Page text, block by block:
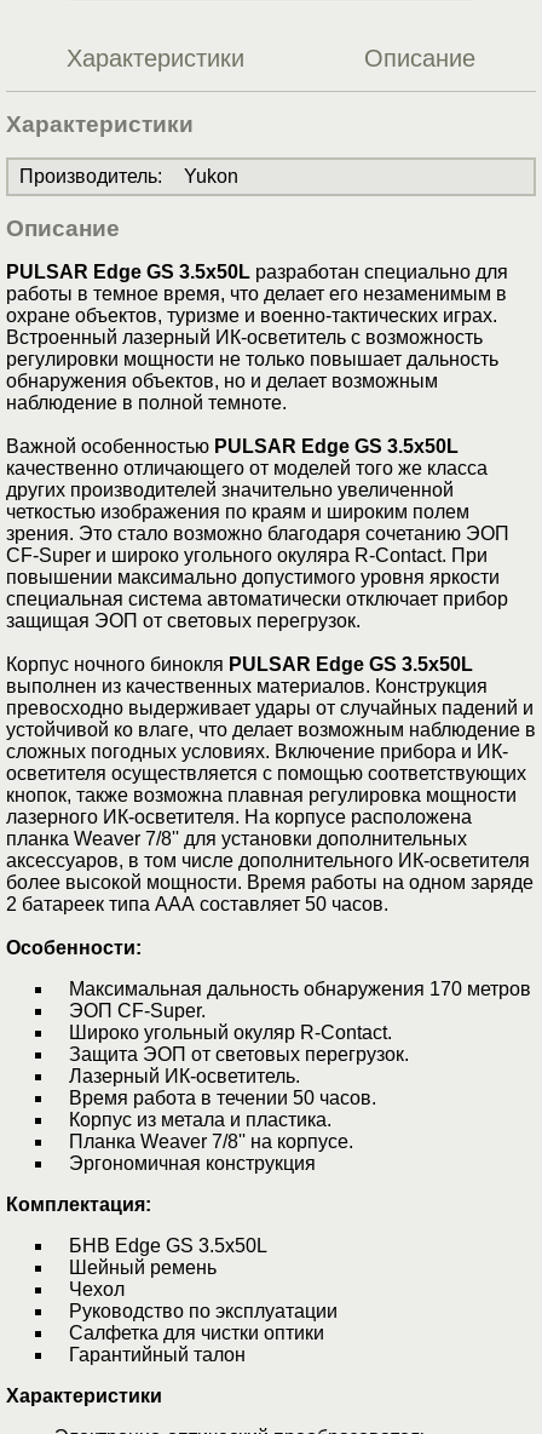
Характеристики Описание
Характеристики
Производитель: Yukon
Описание
PULSAR Edge GS 3.5x50L разработан специально для
работы в темное время, что делает его незаменимым в
охране объектов, туризме и военно-тактических играх.
Встроенный лазерный ИК-осветитель с возможность
регулировки мощности не только повышает дальность
обнаружения объектов, но и делает возможным
наблюдение в полной темноте.
Важной особенностью PULSAR Edge GS 3.5x50L
качественно отличающего от моделей того же класса
других производителей значительно увеличенной
четкостью изображения по краям и широким полем
зрения. Это стало возможно благодаря сочетанию ЭОП
CF-Super и широко угольного окуляра R-Contact. При
повышении максимально допустимого уровня яркости
специальная система автоматически отключает прибор
защищая ЭОП от световых перегрузок.
Корпус ночного бинокля PULSAR Edge GS 3.5x50L
выполнен из качественных материалов. Конструкция
превосходно выдерживает удары от случайных падений и
устойчивой ко влаге, что делает возможным наблюдение в
сложных погодных условиях. Включение прибора и ИК-
осветителя осуществляется с помощью соответствующих
кнопок, также возможна плавная регулировка мощности
лазерного ИК-осветителя. На корпусе расположена
планка Weaver 7/8'' для установки дополнительных
аксессуаров, в том числе дополнительного ИК-осветителя
более высокой мощности. Время работы на одном заряде
2 батареек типа ААА составляет 50 часов.
Особенности:
Максимальная дальность обнаружения 170 метров
ЭОП CF-Super.
Широко угольный окуляр R-Contact.
Защита ЭОП от световых перегрузок.
Лазерный ИК-осветитель.
Время работа в течении 50 часов.
Корпус из метала и пластика.
Планка Weaver 7/8'' на корпусе.
Эргономичная конструкция
Комплектация:
БНВ Edge GS 3.5x50L
Шейный ремень
Чехол
Руководство по эксплуатации
Салфетка для чистки оптики
Гарантийный талон
Характеристики